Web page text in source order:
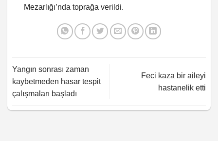
Mezarlığı’nda toprağa verildi.
Yangın sonrası zaman
kaybetmeden hasar tespit
çalışmaları başladı
Feci kaza bir aileyi
hastanelik etti